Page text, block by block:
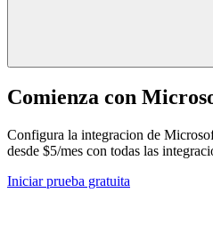
Comienza con
Configura la integracion de
desde $5/mes con todas las
Iniciar prueba gratuita